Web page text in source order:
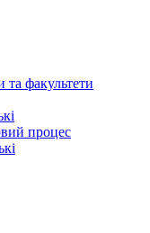
та факультети
процес